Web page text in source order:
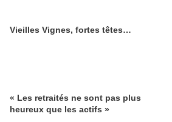
Vieilles Vignes, fortes têtes…
« Les retraités ne sont pas plus
heureux que les actifs »